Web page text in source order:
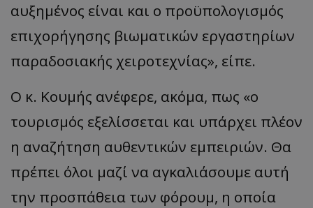
αυξημένος είναι και ο προϋπολογισμός
επιχορήγησης βιωματικών εργαστηρίων
παραδοσιακής χειροτεχνίας», είπε.
Ο κ. Κουμής ανέφερε, ακόμα, πως «ο
τουρισμός εξελίσσεται και υπάρχει πλέον
η αναζήτηση αυθεντικών εμπειριών. Θα
πρέπει όλοι μαζί να αγκαλιάσουμε αυτή
την προσπάθεια των φόρουμ, η οποία